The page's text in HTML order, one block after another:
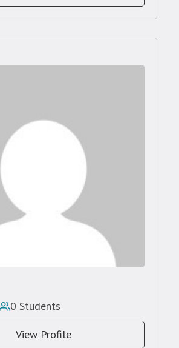
0 Students
View Profile